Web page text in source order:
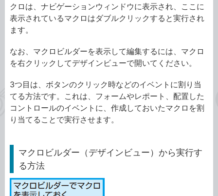
クロは、ナビゲーションウィンドウに表示され、ここに
表示されているマクロはダブルクリックすると実行され
ます。
なお、マクロビルダーを表示して編集するには、マクロ
を右クリックしてデザインビューで開いてください。
3つ目は、ボタンのクリック時などのイベントに割り当
てる方法です。これは、フォームやレポート、配置した
コントロールのイベントに、作成しておいたマクロを割
り当てることで実行させます。
マクロビルダー（デザインビュー）から実行す
る方法